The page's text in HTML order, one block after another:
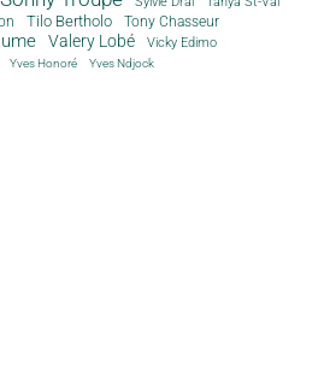
Tilo Bertholo Tony Chasseur
Valery Lobé Vicky Edimo
Yves Honoré Yves Ndjock